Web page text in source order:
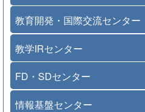
教育開発・国際交流センター
教学IRセンター
FD・SDセンター
情報基盤センター